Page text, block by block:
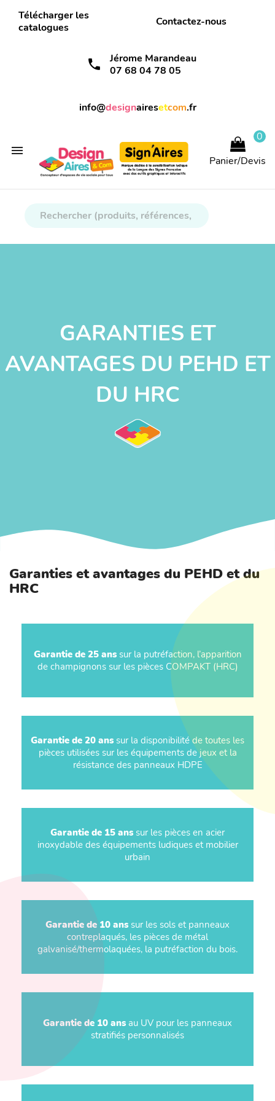
Télécharger les
catalogues
Contactez-nous
call
Jérome Marandeau
07 68 04 78 05
info@designairesetcom.fr

0
Panier/Devis
GARANTIES ET
AVANTAGES DU PEHD ET
DU HRC
Garanties et avantages du PEHD et du
HRC
Garantie de 25 anssur la putréfaction, l’apparition
de champignons sur les pièces COMPAKT (HRC)
Garantie de 20 ans sur la disponibilité de toutes les
pièces utilisées sur les équipements de jeux et la
résistance des panneaux HDPE
Garantie de 15 ans sur les pièces en acier
inoxydable des équipements ludiques et mobilier
urbain
Garantie de 10 ans sur les sols et panneaux
contreplaqués, les pièces de métal
galvanisé/thermolaquées, la putréfaction du bois.
Garantie de 10 ans au UV pour les panneaux
stratifiés personnalisés